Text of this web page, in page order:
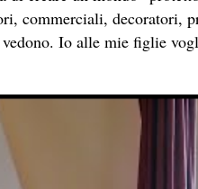
commerciali, decoratori,
Io alle mie figlie